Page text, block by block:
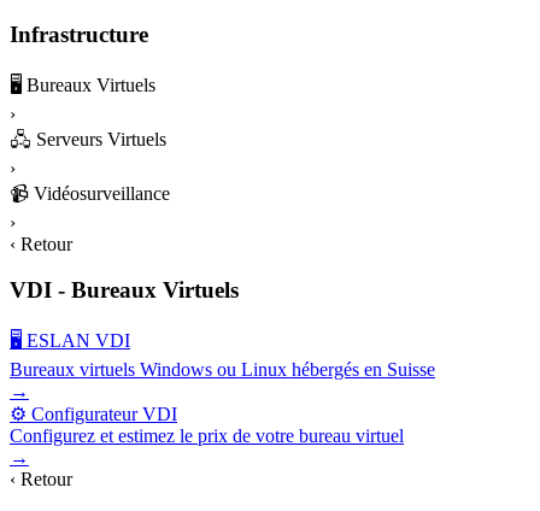
Infrastructure
🖥️ Bureaux Virtuels
›
🖧 Serveurs Virtuels
›
📹 Vidéosurveillance
›
‹ Retour
VDI - Bureaux Virtuels
🖥️ ESLAN VDI
Bureaux virtuels Windows ou Linux hébergés en Suisse
→
⚙️ Configurateur VDI
Configurez et estimez le prix de votre bureau virtuel
→
‹ Retour